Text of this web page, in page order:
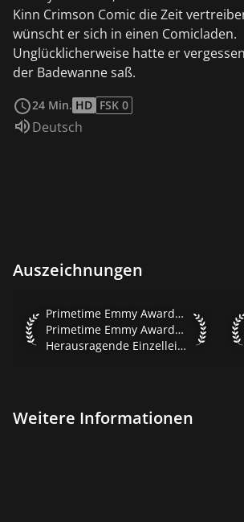
Kinn Crimson Comic die Zeit
wünscht er sich in einen Comicladen.
Unglücklicherweise hatte er
der Badewanne saß.
24 Min. HD FSK 0
Sprache:
Deutsch
Auszeichnungen
Primetime Emmy Awards 2005
Primetime Emmy Awards 2005
Primetime Emmy Awards 2005
Herausragende Einzelleistung in der Kategorie Animation
Weitere Informationen